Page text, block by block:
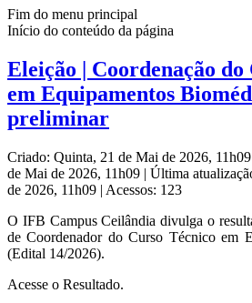
Fim do menu principal
Início do conteúdo da página
Eleição | Coordenação
em Equipamentos
preliminar
Criado: Quinta, 21 de Mai de 2026, 11h09
de Mai de 2026, 11h09 | Última
de 2026, 11h09 | Acessos: 123
O IFB Campus Ceilândia divulga o
de Coordenador do Curso Técnico em
(Edital 14/2026).
Acesse o Resultado.